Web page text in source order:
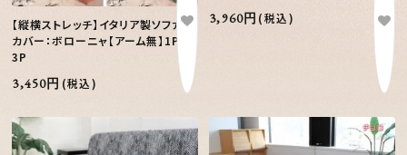
【縦横ストレッチ】イタリア製ソファー
カバー：ボローニャ【アーム無】1P～
3P
3,450円 (税込)
3,960円 (税込)